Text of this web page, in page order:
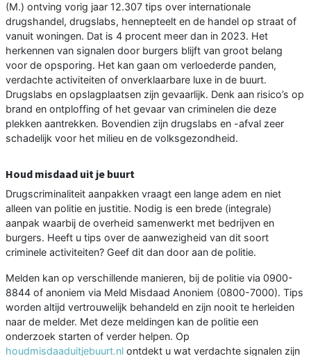
(M.) ontving vorig jaar 12.307 tips over internationale
drugshandel, drugslabs, hennepteelt en de handel op straat of
vanuit woningen. Dat is 4 procent meer dan in 2023. Het
herkennen van signalen door burgers blijft van groot belang
voor de opsporing. Het kan gaan om verloederde panden,
verdachte activiteiten of onverklaarbare luxe in de buurt.
Drugslabs en opslagplaatsen zijn gevaarlijk. Denk aan risico’s op
brand en ontploffing of het gevaar van criminelen die deze
plekken aantrekken. Bovendien zijn drugslabs en -afval zeer
schadelijk voor het milieu en de volksgezondheid.
Houd misdaad uit je buurt
Drugscriminaliteit aanpakken vraagt een lange adem en niet
alleen van politie en justitie. Nodig is een brede (integrale)
aanpak waarbij de overheid samenwerkt met bedrijven en
burgers. Heeft u tips over de aanwezigheid van dit soort
criminele activiteiten? Geef dit dan door aan de politie.
Melden kan op verschillende manieren, bij de politie via 0900-
8844 of anoniem via Meld Misdaad Anoniem (0800-7000). Tips
worden altijd vertrouwelijk behandeld en zijn nooit te herleiden
naar de melder. Met deze meldingen kan de politie een
onderzoek starten of verder helpen. Op
houdmisdaaduitjebuurt.nl ontdekt u wat verdachte signalen zijn